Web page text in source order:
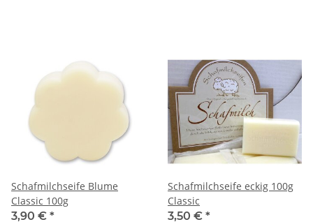
Schafmilchseife Blume
Classic 100g
3,90 € *
Schafmilchseife eckig 100g
Classic
3,50 € *